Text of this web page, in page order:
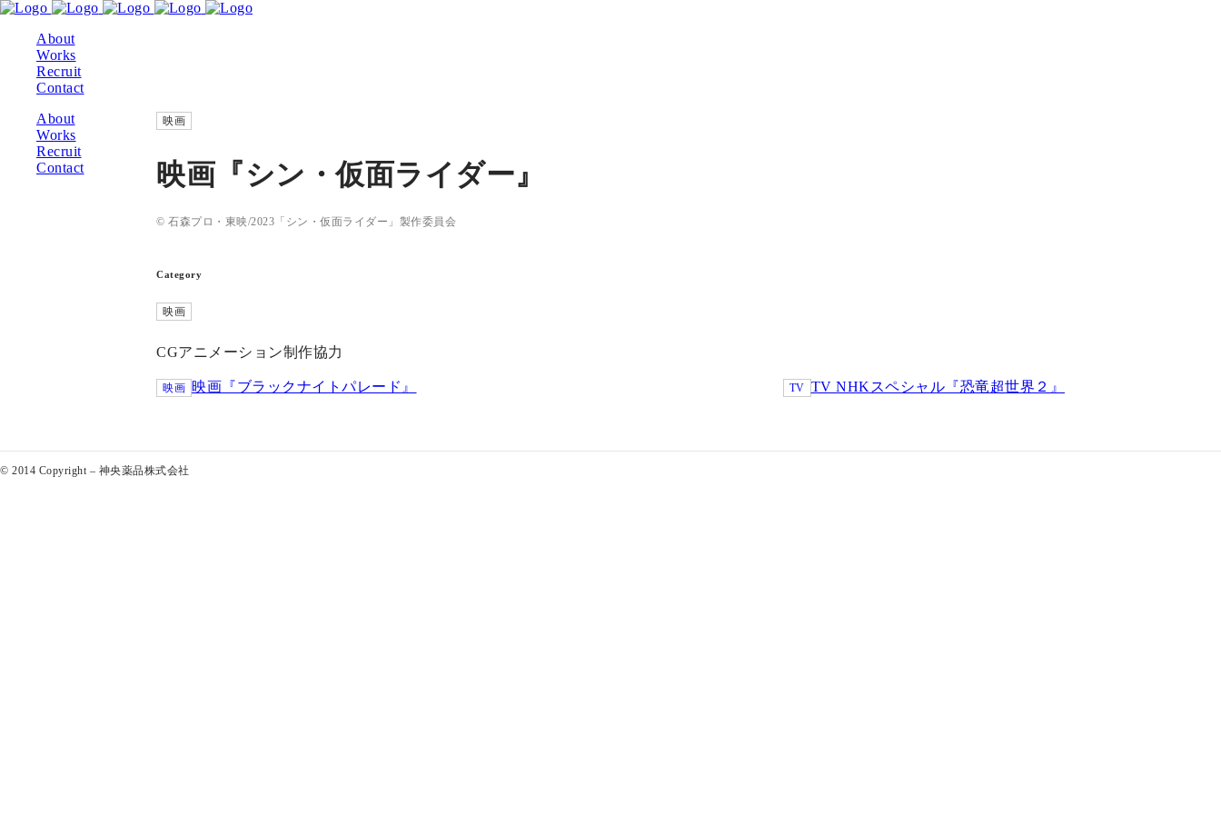
About
Works
Recruit
Contact
About
Works
Recruit
Contact
映画
映画『シン・仮面ライダー』
© 石森プロ・東映/2023「シン・仮面ライダー」製作委員会
Category
映画
CGアニメーション制作協力
映画 映画『ブラックナイトパレード』 TV TV NHKスペシャル『恐竜超世界２』
© 2014 Copyright – 神央薬品株式会社